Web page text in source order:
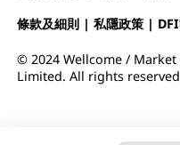
條款及細則 |私隱政策 |
© 2024 Wellcome / Market
Limited. All rights